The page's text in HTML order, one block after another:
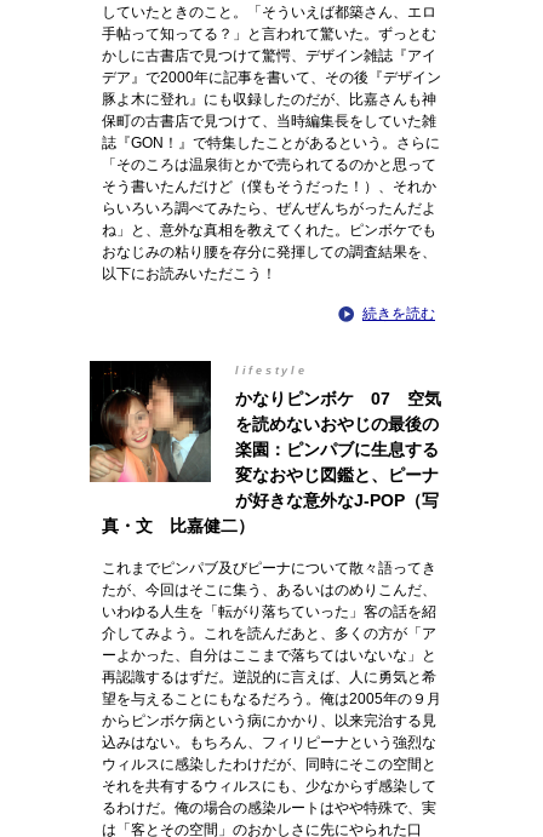
していたときのこと。「そういえば都築さん、エロ
手帖って知ってる？」と言われて驚いた。ずっとむ
かしに古書店で見つけて驚愕、デザイン雑誌『アイ
デア』で2000年に記事を書いて、その後『デザイン
豚よ木に登れ』にも収録したのだが、比嘉さんも神
保町の古書店で見つけて、当時編集長をしていた雑
誌『GON！』で特集したことがあるという。さらに
「そのころは温泉街とかで売られてるのかと思って
そう書いたんだけど（僕もそうだった！）、それか
らいろいろ調べてみたら、ぜんぜんちがったんだよ
ね」と、意外な真相を教えてくれた。ピンボケでも
おなじみの粘り腰を存分に発揮しての調査結果を、
以下にお読みいただこう！
続きを読む
lifestyle
かなりピンボケ 07 空気
を読めないおやじの最後の
楽園：ピンパブに生息する
変なおやじ図鑑と、ピーナ
が好きな意外なJ-POP（写
真・文 比嘉健二）
これまでピンパブ及びピーナについて散々語ってき
たが、今回はそこに集う、あるいはのめりこんだ、
いわゆる人生を「転がり落ちていった」客の話を紹
介してみよう。これを読んだあと、多くの方が「ア
ーよかった、自分はここまで落ちてはいないな」と
再認識するはずだ。逆説的に言えば、人に勇気と希
望を与えることにもなるだろう。俺は2005年の９月
からピンボケ病という病にかかり、以来完治する見
込みはない。もちろん、フィリピーナという強烈な
ウィルスに感染したわけだが、同時にそこの空間と
それを共有するウィルスにも、少なからず感染して
るわけだ。俺の場合の感染ルートはやや特殊で、実
は「客とその空間」のおかしさに先にやられた口